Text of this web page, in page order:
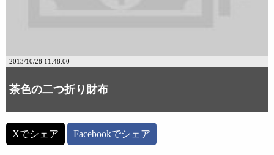
2013/10/28 11:48:00
茶色の二つ折り財布
Xでシェア Facebookでシェア